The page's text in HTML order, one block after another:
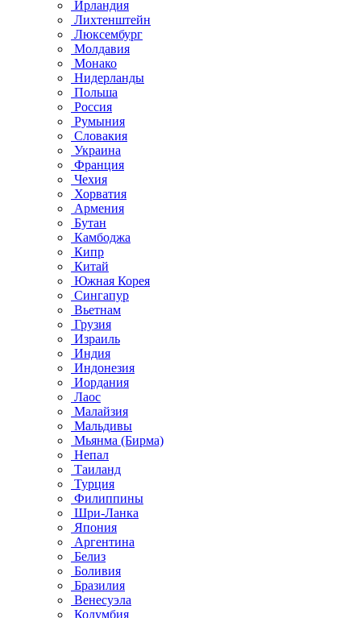
Ирландия
Лихтенштейн
Люксембург
Молдавия
Монако
Нидерланды
Польша
Россия
Румыния
Словакия
Украина
Франция
Чехия
Хорватия
Армения
Бутан
Камбоджа
Кипр
Китай
Южная Корея
Сингапур
Вьетнам
Грузия
Израиль
Индия
Индонезия
Иордания
Лаос
Малайзия
Мальдивы
Мьянма (Бирма)
Непал
Таиланд
Турция
Филиппины
Шри-Ланка
Япония
Аргентина
Белиз
Боливия
Бразилия
Венесуэла
Колумбия